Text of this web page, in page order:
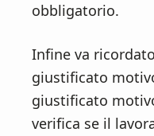
obbligatorio.
Infine va
giustificato
giustificato
verifica se il